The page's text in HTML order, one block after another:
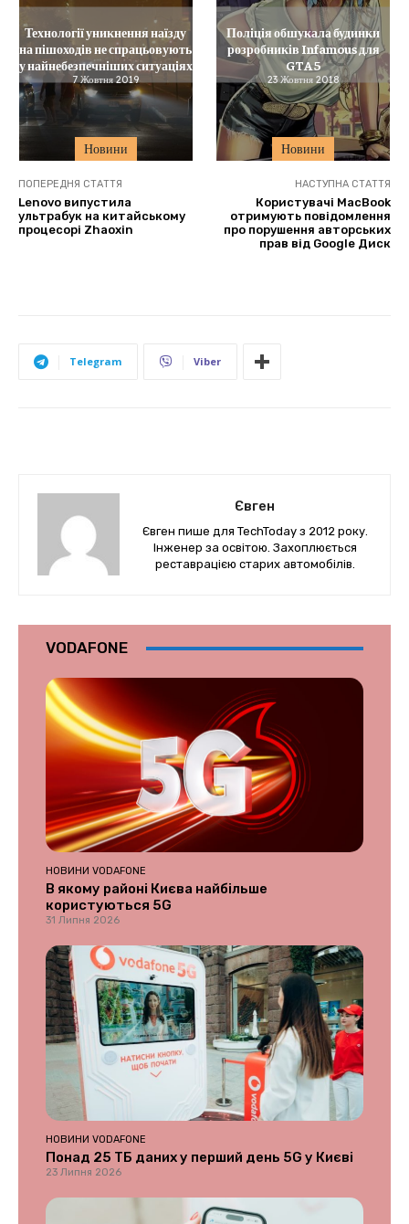
Новини
Технології уникнення наїзду
на пішоходів не спрацьовують
у найнебезпечніших ситуаціях
7 Жовтня 2019
Новини
Поліція обшукала будинки
розробників Infamous для
GTA 5
23 Жовтня 2018
ПОПЕРЕДНЯ СТАТТЯ
Lenovo випустила
ультрабук на китайському
процесорі Zhaoxin
НАСТУПНА СТАТТЯ
Користувачі MacBook
отримують повідомлення
про порушення авторських
прав від Google Диск
Telegram Viber
Євген
Євген пише для TechToday з 2012 року.
Інженер за освітою. Захоплюється
реставрацією старих автомобілів.
VODAFONE
НОВИНИ VODAFONE
В якому районі Києва найбільше
користуються 5G
31 Липня 2026
НОВИНИ VODAFONE
Понад 25 ТБ даних у перший день 5G у Києві
23 Липня 2026